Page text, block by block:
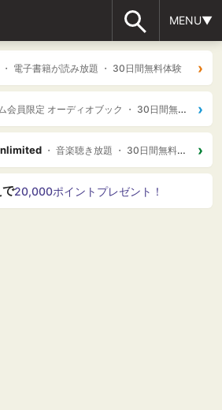
MENU▼
電子書籍が読み放題 ・ 30日間無料体験 ›
員限定 オーディオブック ・ 30日間無料体験 ›
・ 音楽聴き放題 ・ 30日間無料体験 ›
20,000ポイントプレゼント！